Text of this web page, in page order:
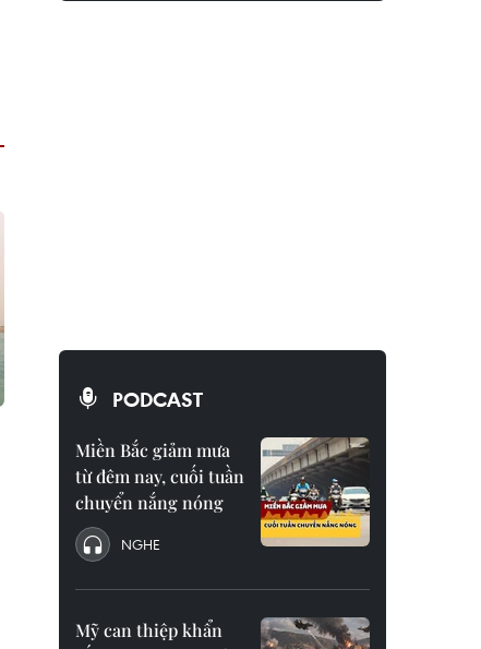
PODCAST
Miền Bắc giảm mưa
từ đêm nay, cuối tuần
chuyển nắng nóng
NGHE
Mỹ can thiệp khẩn